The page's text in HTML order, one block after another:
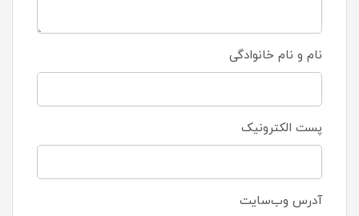
نام و نام خانوادگی
پست الکترونیک
آدرس وب‌سایت